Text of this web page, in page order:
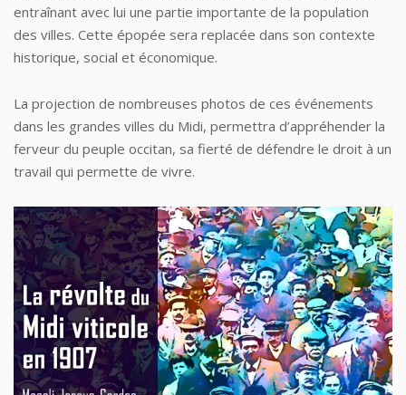
entraînant avec lui une partie importante de la population
des villes. Cette épopée sera replacée dans son contexte
historique, social et économique.
La projection de nombreuses photos de ces événements
dans les grandes villes du Midi, permettra d’appréhender la
ferveur du peuple occitan, sa fierté de défendre le droit à un
travail qui permette de vivre.